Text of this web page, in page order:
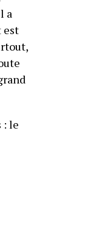
a
est
: le